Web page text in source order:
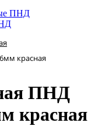
ПНД
красная
ПНД
красная